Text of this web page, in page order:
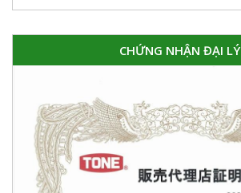
CHỨNG NHẬN ĐẠI LÝ